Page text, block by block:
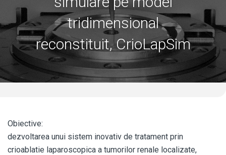
tridimensional
reconstituit, CrioLapSim
Obiective:
dezvoltarea unui sistem inovativ de tratament prin
crioablatie laparoscopica a tumorilor renale localizate,